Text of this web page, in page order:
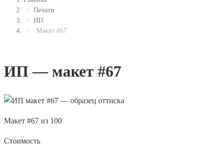
/
Печати
/
ИП
/
Макет #67
ИП — макет #67
Макет #67 из 100
Стоимость